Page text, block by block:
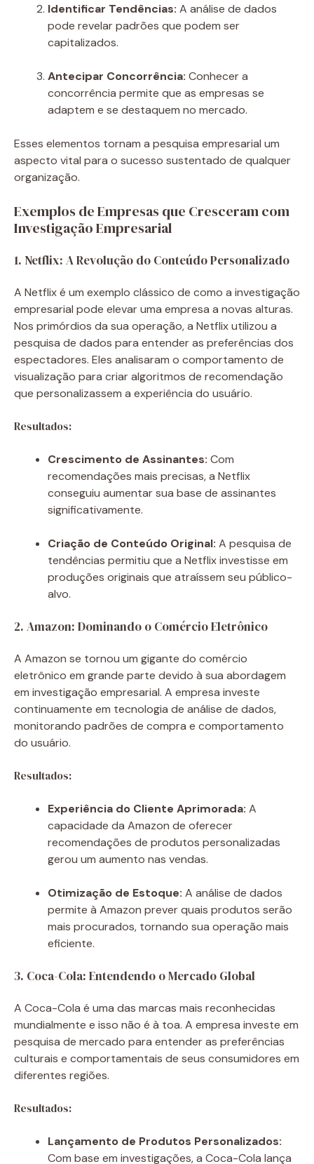
Identificar Tendências: A análise de dados
pode revelar padrões que podem ser
capitalizados.
Antecipar Concorrência: Conhecer a
concorrência permite que as empresas se
adaptem e se destaquem no mercado.
Esses elementos tornam a pesquisa empresarial um
aspecto vital para o sucesso sustentado de qualquer
organização.
Exemplos de Empresas que Cresceram com
Investigação Empresarial
1. Netflix: A Revolução do Conteúdo Personalizado
A Netflix é um exemplo clássico de como a investigação
empresarial pode elevar uma empresa a novas alturas.
Nos primórdios da sua operação, a Netflix utilizou a
pesquisa de dados para entender as preferências dos
espectadores. Eles analisaram o comportamento de
visualização para criar algoritmos de recomendação
que personalizassem a experiência do usuário.
Resultados:
Crescimento de Assinantes: Com
recomendações mais precisas, a Netflix
conseguiu aumentar sua base de assinantes
significativamente.
Criação de Conteúdo Original: A pesquisa de
tendências permitiu que a Netflix investisse em
produções originais que atraíssem seu público-
alvo.
2. Amazon: Dominando o Comércio Eletrônico
A Amazon se tornou um gigante do comércio
eletrônico em grande parte devido à sua abordagem
em investigação empresarial. A empresa investe
continuamente em tecnologia de análise de dados,
monitorando padrões de compra e comportamento
do usuário.
Resultados:
Experiência do Cliente Aprimorada: A
capacidade da Amazon de oferecer
recomendações de produtos personalizadas
gerou um aumento nas vendas.
Otimização de Estoque: A análise de dados
permite à Amazon prever quais produtos serão
mais procurados, tornando sua operação mais
eficiente.
3. Coca-Cola: Entendendo o Mercado Global
A Coca-Cola é uma das marcas mais reconhecidas
mundialmente e isso não é à toa. A empresa investe em
pesquisa de mercado para entender as preferências
culturais e comportamentais de seus consumidores em
diferentes regiões.
Resultados:
Lançamento de Produtos Personalizados:
Com base em investigações, a Coca-Cola lança